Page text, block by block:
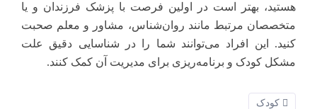
هستید، بهتر است در اولین فرصت با پزشک فرزندان و یا
متخصصان مرتبط مانند روان‌شناس، مشاور و معلم صحبت
کنید. این افراد می‌توانند شما را در شناسایی دقیق علت
مشکل کودک و برنامه‌ریزی برای مدیریت آن کمک کنند.
کودک